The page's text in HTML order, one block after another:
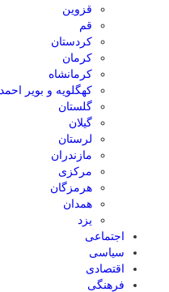
قزوین
قم
کردستان
کرمان
کرمانشاه
کهگلویه و بویر احمد
گلستان
گیلان
لرستان
مازندران
مرکزی
هرمزگان
همدان
یزد
اجتماعی
سیاسی
اقتصادی
فرهنگی